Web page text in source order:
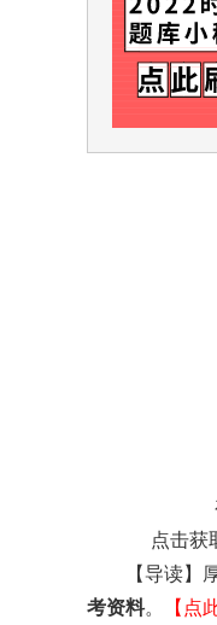
点击获
【导读】
考资料。 【点